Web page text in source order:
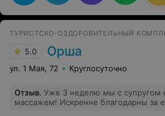
ТУРИСТСКО-ОЗДОРОВИТЕЛЬНЫЙ
5.0 Орша
ул. 1 Мая, 72 Круглосуточно
Отзыв. Уже 3 неделю мы с супругом
массажем! Искренне благодарны за